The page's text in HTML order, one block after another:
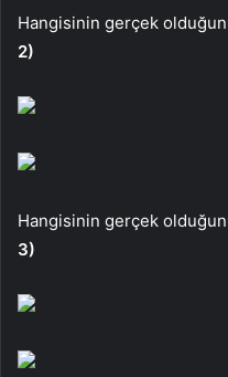
Hangisinin gerçek
2)
Hangisinin gerçek
3)